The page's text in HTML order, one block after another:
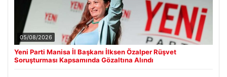
05/08/2026
Yeni Parti Manisa İl Başkanı İlksen Özalper Rüşvet
Soruşturması Kapsamında Gözaltına Alındı
Son Eklenen Firmalar